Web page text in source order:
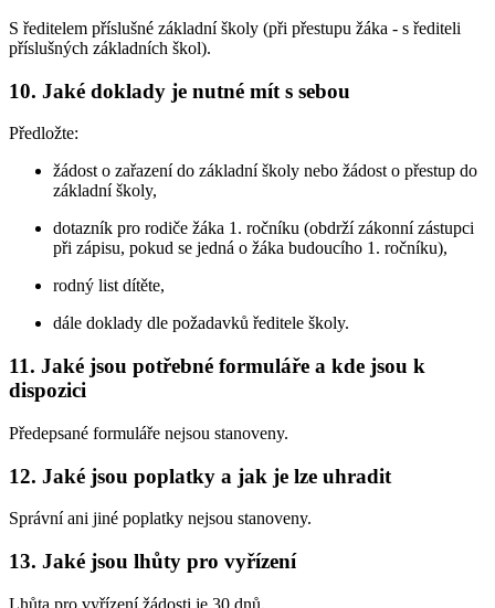
S ředitelem příslušné základní školy (při přestupu žáka - s řediteli
příslušných základních škol).
10. Jaké doklady je nutné mít s sebou
Předložte:
žádost o zařazení do základní školy nebo žádost o přestup do
základní školy,
dotazník pro rodiče žáka 1. ročníku (obdrží zákonní zástupci
při zápisu, pokud se jedná o žáka budoucího 1. ročníku),
rodný list dítěte,
dále doklady dle požadavků ředitele školy.
11. Jaké jsou potřebné formuláře a kde jsou k
dispozici
Předepsané formuláře nejsou stanoveny.
12. Jaké jsou poplatky a jak je lze uhradit
Správní ani jiné poplatky nejsou stanoveny.
13. Jaké jsou lhůty pro vyřízení
Lhůta pro vyřízení žádosti je 30 dnů.